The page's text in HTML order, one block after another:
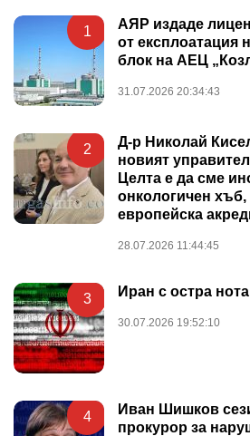
1
АЯР издаде
от експлоатация
блок на АЕЦ
31.07.2026 20:34:43
2
Д-р Николай
новият
Целта е да сме
онкологичен хъб,
европейска
28.07.2026 11:44:45
3 Иран с остра
30.07.2026 19:52:10
4
Иван Шишков
прокурор за